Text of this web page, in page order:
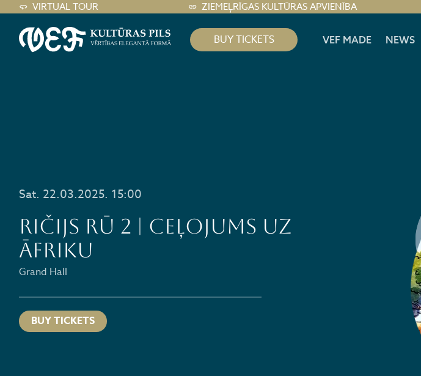
VIRTUAL TOUR ZIEMEĻRĪGAS KULTŪRAS APVIENĪBA
BUY TICKETS VEF MADE NEWS
Sat. 22.03.2025. 15:00
Ričijs Rū 2 | Ceļojums uz
Āfriku
Grand Hall
BUY TICKETS